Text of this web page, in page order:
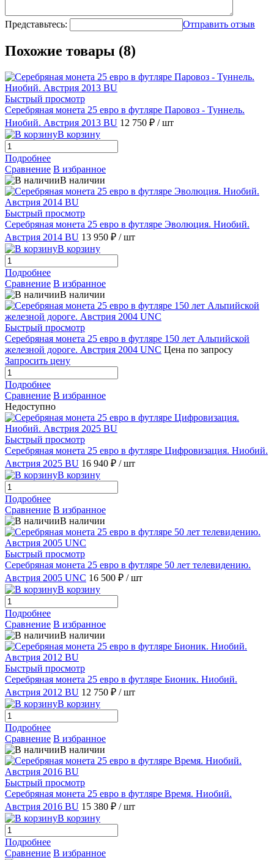
Представьтесь: Отправить отзыв
Похожие товары (8)
Быстрый просмотр
Серебряная монета 25 евро в футляре Паровоз - Туннель.
Ниобий. Австрия 2013 BU 12 750 ₽ / шт
В корзину
Подробнее
Сравнение В избранное
В наличии
Быстрый просмотр
Серебряная монета 25 евро в футляре Эволюция. Ниобий.
Австрия 2014 BU 13 950 ₽ / шт
В корзину
Подробнее
Сравнение В избранное
В наличии
Быстрый просмотр
Серебряная монета 25 евро в футляре 150 лет Альпийской
железной дороге. Австрия 2004 UNC Цена по запросу
Запросить цену
Подробнее
Сравнение В избранное
Недоступно
Быстрый просмотр
Серебряная монета 25 евро в футляре Цифровизация. Ниобий.
Австрия 2025 BU 16 940 ₽ / шт
В корзину
Подробнее
Сравнение В избранное
В наличии
Быстрый просмотр
Серебряная монета 25 евро в футляре 50 лет телевидению.
Австрия 2005 UNC 16 500 ₽ / шт
В корзину
Подробнее
Сравнение В избранное
В наличии
Быстрый просмотр
Серебряная монета 25 евро в футляре Бионик. Ниобий.
Австрия 2012 BU 12 750 ₽ / шт
В корзину
Подробнее
Сравнение В избранное
В наличии
Быстрый просмотр
Серебряная монета 25 евро в футляре Время. Ниобий.
Австрия 2016 BU 15 380 ₽ / шт
В корзину
Подробнее
Сравнение В избранное